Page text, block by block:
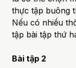
thực tập buông
Nếu có nhiều
tập bài tập thứ
Bài tập 2